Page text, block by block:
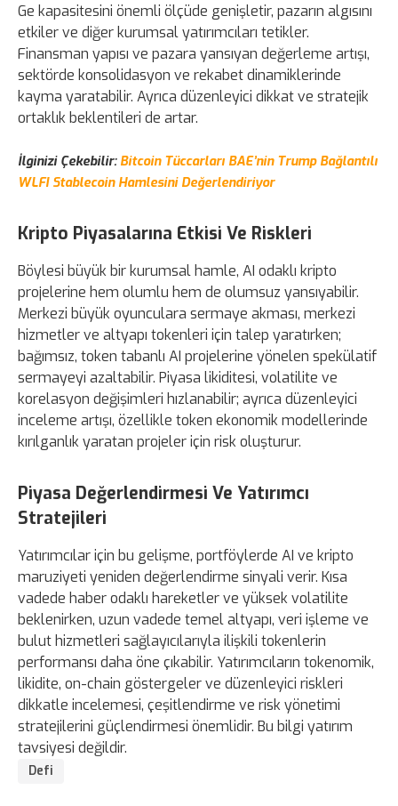
Ge kapasitesini önemli ölçüde genişletir, pazarın algısını
etkiler ve diğer kurumsal yatırımcıları tetikler.
Finansman yapısı ve pazara yansıyan değerleme artışı,
sektörde konsolidasyon ve rekabet dinamiklerinde
kayma yaratabilir. Ayrıca düzenleyici dikkat ve stratejik
ortaklık beklentileri de artar.
İlginizi Çekebilir: Bitcoin Tüccarları BAE’nin Trump Bağlantılı
WLFI Stablecoin Hamlesini Değerlendiriyor
Kripto Piyasalarına Etkisi Ve Riskleri
Böylesi büyük bir kurumsal hamle, AI odaklı kripto
projelerine hem olumlu hem de olumsuz yansıyabilir.
Merkezi büyük oyunculara sermaye akması, merkezi
hizmetler ve altyapı tokenleri için talep yaratırken;
bağımsız, token tabanlı AI projelerine yönelen spekülatif
sermayeyi azaltabilir. Piyasa likiditesi, volatilite ve
korelasyon değişimleri hızlanabilir; ayrıca düzenleyici
inceleme artışı, özellikle token ekonomik modellerinde
kırılganlık yaratan projeler için risk oluşturur.
Piyasa Değerlendirmesi Ve Yatırımcı
Stratejileri
Yatırımcılar için bu gelişme, portföylerde AI ve kripto
maruziyeti yeniden değerlendirme sinyali verir. Kısa
vadede haber odaklı hareketler ve yüksek volatilite
beklenirken, uzun vadede temel altyapı, veri işleme ve
bulut hizmetleri sağlayıcılarıyla ilişkili tokenlerin
performansı daha öne çıkabilir. Yatırımcıların tokenomik,
likidite, on-chain göstergeler ve düzenleyici riskleri
dikkatle incelemesi, çeşitlendirme ve risk yönetimi
stratejilerini güçlendirmesi önemlidir. Bu bilgi yatırım
tavsiyesi değildir.
Defi